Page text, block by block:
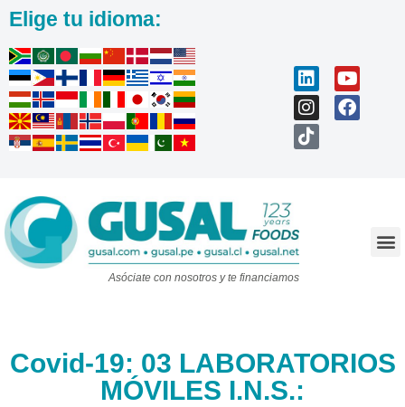
Elige tu idioma:
Asóciate con nosotros y te financiamos
Covid-19: 03 LABORATORIOS
MÓVILES I.N.S.: